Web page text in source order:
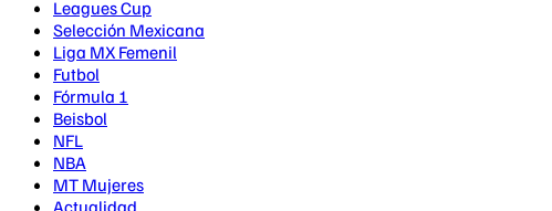
Leagues Cup
Selección Mexicana
Liga MX Femenil
Futbol
Fórmula 1
Beisbol
NFL
NBA
MT Mujeres
Actualidad